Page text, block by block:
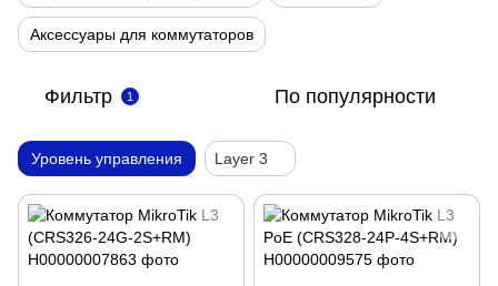
Аксессуары для коммутаторов
Фильтр 1 По популярности
Уровень управления Layer 3